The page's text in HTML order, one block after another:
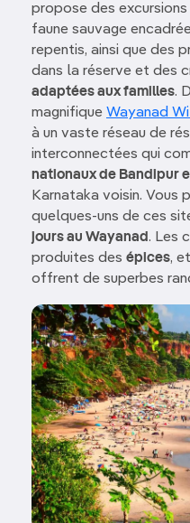
propose des
faune sauvage
repentis, ainsi que des
dans la réserve et des
adaptées aux familles.
magnifique Wayanad
à un vaste réseau de
interconnectées qui
nationaux de Bandipur
Karnataka voisin. Vous
quelques-uns de ces
jours au Wayanad. Les
produites des épices,
offrent de superbes
Image